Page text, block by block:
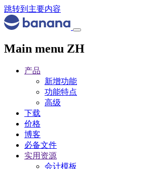
跳转到主要内容
Main menu ZH
产品
新增功能
功能特点
高级
下载
价格
博客
必备文件
实用资源
会计模板